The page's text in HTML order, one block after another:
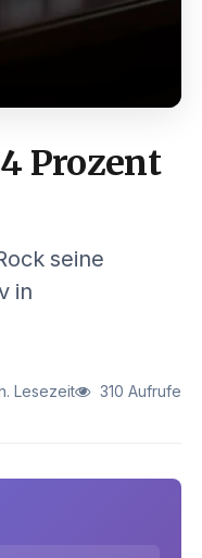
Prozent
seine
in
Lesezeit 310 Aufrufe